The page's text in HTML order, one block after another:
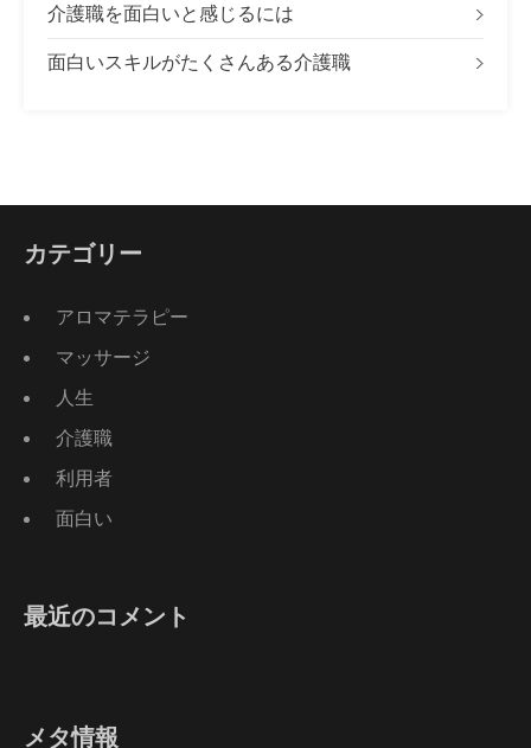
介護職を面白いと感じるには
面白いスキルがたくさんある介護職
カテゴリー
アロマテラピー
マッサージ
人生
介護職
利用者
面白い
最近のコメント
メタ情報